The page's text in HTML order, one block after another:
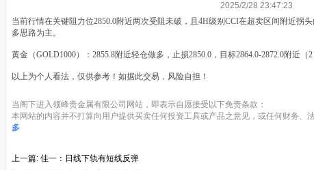
2025/2/28 23:47:23
当前行情在关键阻力位2850.0附近两次受阻未破，且4H级别CCI在超卖区间附近拐
多思路为主。
黄金（GOLD1000）：2855.8附近轻仓做多，止损2850.0，目标2864.0-2872.0附近（
以上为个人看法，仅供参考！如据此交易，风险自担！
当阁下进入领峰贵金属有限公司网站，即表示自愿接受以下免责条款：
本网站的内容并不打算向用户提供买卖任何投资工具或产品之意见，或任何财务、
多
上一篇: 佳一：日线下轨有短线反弹